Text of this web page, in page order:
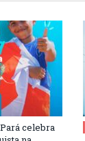
celebra